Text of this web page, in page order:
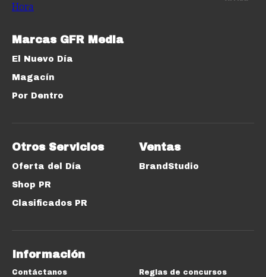
Marcas GFR Media
El Nuevo Día
Magacín
Por Dentro
Otros Servicios
Oferta del Día
Shop PR
Clasificados PR
Ventas
BrandStudio
Información
Contáctanos Reglas de concursos